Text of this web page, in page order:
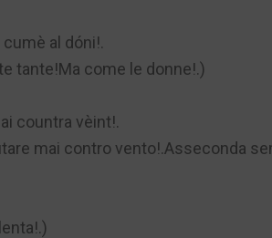
al dóni!.
tante!Ma come le donne!.)
countra vèint!.
mai contro vento!.Asseconda